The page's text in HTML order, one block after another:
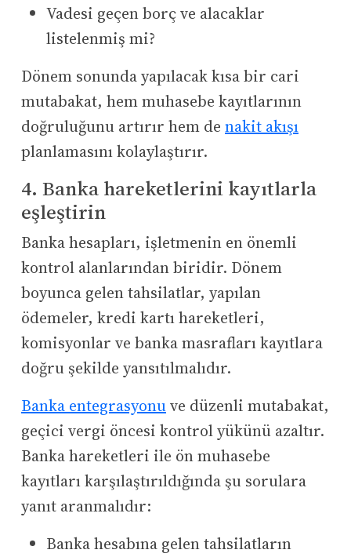
Vadesi geçen borç ve alacaklar
listelenmiş mi?
Dönem sonunda yapılacak kısa bir cari
mutabakat, hem muhasebe kayıtlarının
doğruluğunu artırır hem de nakit akışı
planlamasını kolaylaştırır.
4. Banka hareketlerini kayıtlarla
eşleştirin
Banka hesapları, işletmenin en önemli
kontrol alanlarından biridir. Dönem
boyunca gelen tahsilatlar, yapılan
ödemeler, kredi kartı hareketleri,
komisyonlar ve banka masrafları kayıtlara
doğru şekilde yansıtılmalıdır.
Banka entegrasyonuve düzenli mutabakat,
geçici vergi öncesi kontrol yükünü azaltır.
Banka hareketleri ile ön muhasebe
kayıtları karşılaştırıldığında şu sorulara
yanıt aranmalıdır:
Banka hesabına gelen tahsilatların